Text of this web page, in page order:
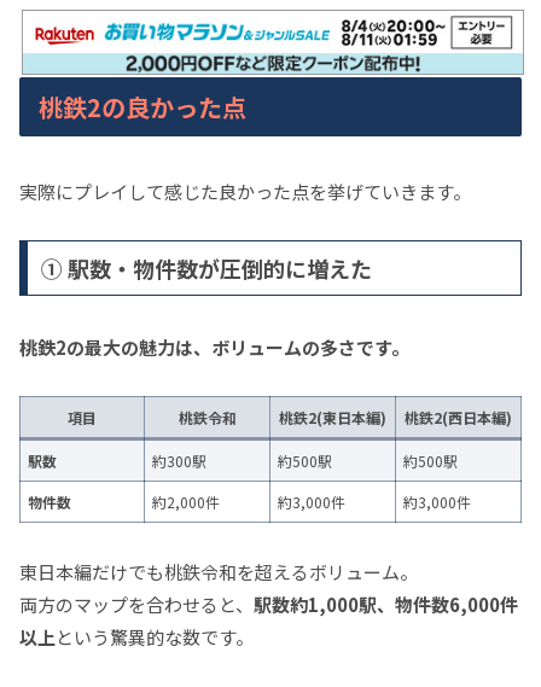
桃鉄2の良かった点
実際にプレイして感じた良かった点を挙げていきます。
① 駅数・物件数が圧倒的に増えた
桃鉄2の最大の魅力は、ボリュームの多さです。
項目 桃鉄令和 桃鉄2(東日本編) 桃鉄2(西日本編)
駅数 約300駅 約500駅
約500駅
物件数
約2,000件 約3,000件 約3,000件
東日本編だけでも桃鉄令和を超えるボリューム。
両方のマップを合わせると、 駅数約1,000駅、物件数6,000件
以上という驚異的な数です。